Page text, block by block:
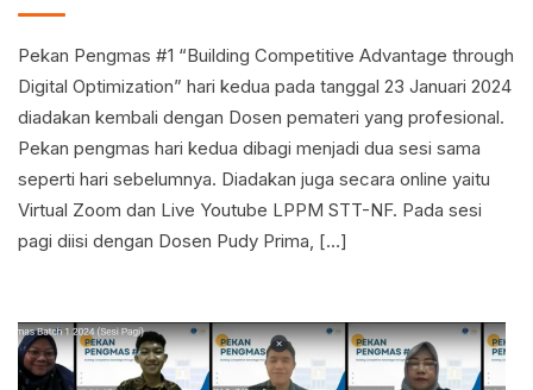
Pekan Pengmas #1 “Building Competitive Advantage through
Digital Optimization” hari kedua pada tanggal 23 Januari 2024
diadakan kembali dengan Dosen pemateri yang profesional.
Pekan pengmas hari kedua dibagi menjadi dua sesi sama
seperti hari sebelumnya. Diadakan juga secara online yaitu
Virtual Zoom dan Live Youtube LPPM STT-NF. Pada sesi
pagi diisi dengan Dosen Pudy Prima, […]